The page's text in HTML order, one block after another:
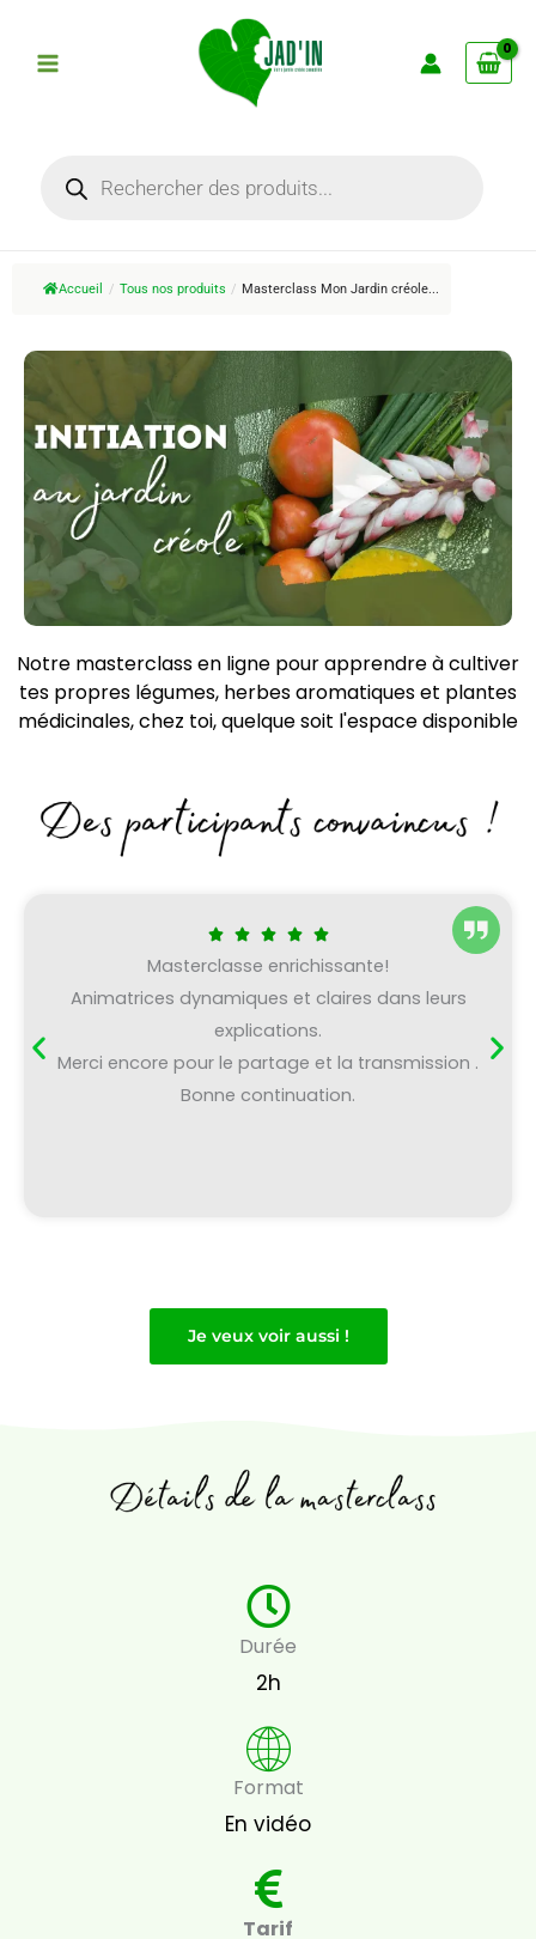
contenu
produits
Accueil / Tous nos produits / Masterclass Mon Jardin créole...
Notre masterclass en ligne pour apprendre à cultiver
tes propres légumes, herbes aromatiques et plantes
médicinales, chez toi, quelque soit l'espace disponible
Masterclasse enrichissante!
Animatrices dynamiques et claires dans leurs
explications.
Merci encore pour le partage et la transmission .
Bonne continuation.
Je veux voir aussi !
Durée
2h
Format
En vidéo
Tarif